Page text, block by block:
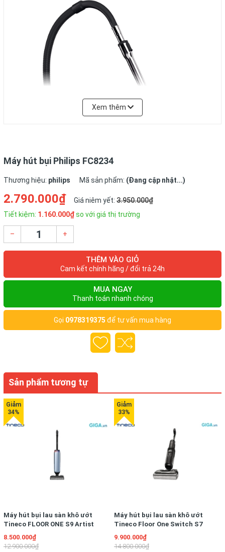
Máy hút bụi Philips FC-8234
Tính năng sản phẩm:
- Bộ lọc không khí siêu sạch Hepa
Bộ lọc Không khí siêu sạch HEPA lọc những hạt bụi rất nhỏ
lọc không khí HEPA kết hợp đầu hút sàn 2 chế độ giúp máy hút
được nhiều bụi hơn, ngay cả những hạt bụi rất nhỏ trong không
khí.
Xem thêm
Máy hút bụi Philips FC8234
Thương hiệu: philips Mã sản phẩm: (Đang cập nhật...)
2.790.000₫ Giá niêm yết: 3.950.000₫
Tiết kiệm: 1.160.000₫so với giá thị trường
– +
THÊM VÀO GIỎ
Cam kết chính hãng / đổi trả 24h
MUA NGAY
Thanh toán nhanh chóng
Gọi 0978319375 để tư vấn mua hàng
Sản phẩm tương tự
Máy hút bụi lau sàn khô ướt
Tineco FLOOR ONE S9 Artist
Prime
8.500.000₫
12.900.000₫
Máy hút bụi lau sàn khô ướt
Tineco Floor One Switch S7
Stretch
9.900.000₫
14.800.000₫